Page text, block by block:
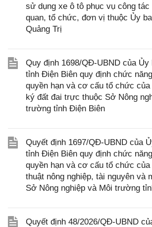
sử dụng xe ô tô phục vụ công
quan, tổ chức, đơn vị thuộc Ủy
Quảng Trị
Quy định 1698/QĐ-UBND của Ủy
tỉnh Điện Biên quy định chức
quyền hạn và cơ cấu tổ chức của
ký đất đai trực thuộc Sở Nông
trường tỉnh Điện Biên
Quyết định 1697/QĐ-UBND của
tỉnh Điện Biên quy định chức
quyền hạn và cơ cấu tổ chức của
thuật nông nghiệp, tài nguyên và
Sở Nông nghiệp và Môi trường
Quyết định 48/2026/QĐ-UBND